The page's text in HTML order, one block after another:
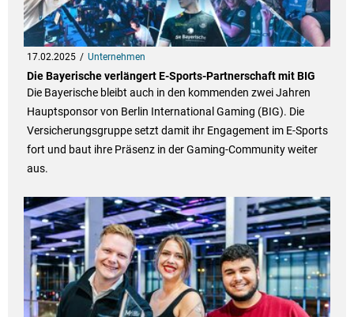
17.02.2025 Unternehmen
Die Bayerische verlängert E-Sports-Partnerschaft mit BIG
Die Bayerische bleibt auch in den kommenden zwei Jahren
Hauptsponsor von Berlin International Gaming (BIG). Die
Versicherungsgruppe setzt damit ihr Engagement im E-Sports
fort und baut ihre Präsenz in der Gaming-Community weiter
aus.